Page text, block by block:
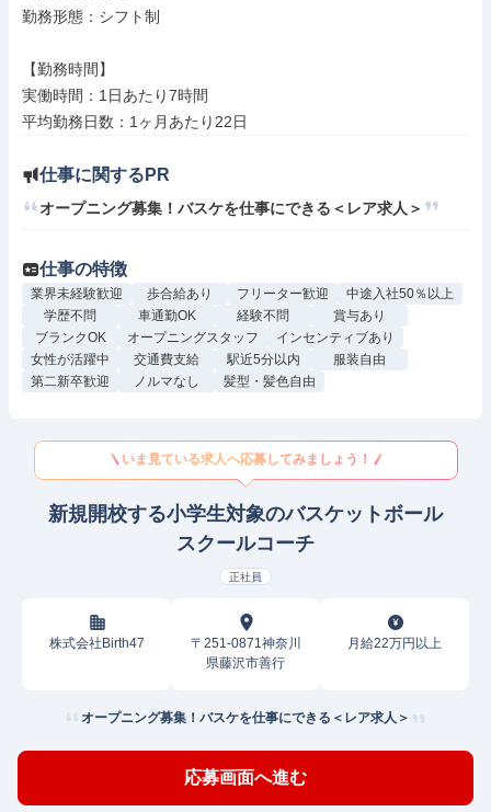
勤務形態：シフト制
【勤務時間】
実働時間：1日あたり7時間
仕事に関するPR
オープニング募集！バスケを仕事にできる＜レア求人＞
仕事の特徴
業界未経験歓迎 歩合給あり フリーター歓迎
中途入社50％以上
学歴不問
車通勤OK 経験不問
賞与あり
ブランクOK
オープニングスタッフ
インセンティブあり
女性が活躍中
交通費支給 駅近5分以内
服装自由
第二新卒歓迎
ノルマなし 髪型・髪色自由
いま見ている求人へ応募してみましょう！
新規開校する小学生対象のバスケットボール
スクールコーチ
正社員
株式会社Birth47
〒251-0871神奈川
県藤沢市善行
月給22万円以上
オープニング募集！バスケを仕事にできる＜レア求人＞
応募画面へ進む